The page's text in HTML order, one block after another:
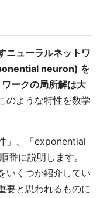
ニューラルネットワ
neuron) を
ークの局所解は大
のような特性を数学
」、「exponential
番に説明します。
いくつか紹介してい
要と思われるものに